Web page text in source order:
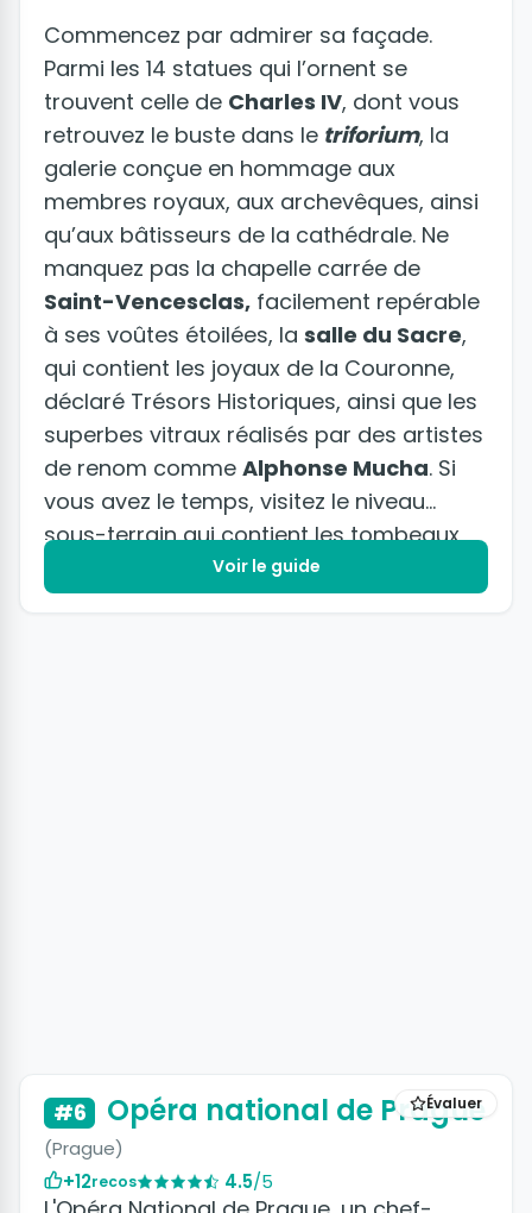
Commencez par admirer sa façade.
Parmi les 14 statues qui l’ornent se
trouvent celle de Charles IV, dont vous
retrouvez le buste dans le triforium, la
galerie conçue en hommage aux
membres royaux, aux archevêques, ainsi
qu’aux bâtisseurs de la cathédrale. Ne
manquez pas la chapelle carrée de
Saint-Vencesclas, facilement repérable
à ses voûtes étoilées, la salle du Sacre,
qui contient les joyaux de la Couronne,
déclaré Trésors Historiques, ainsi que les
superbes vitraux réalisés par des artistes
de renom comme Alphonse Mucha. Si
vous avez le temps, visitez le niveau
sous-terrain qui contient les tombeaux
des rois de Bohème.Voir le guide
Évaluer
#6 Opéra national de Prague
(Prague)
+12recos 4.5/5